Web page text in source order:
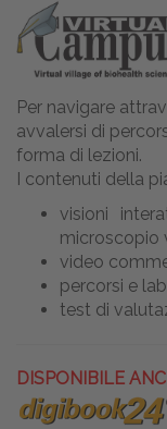
Per navigare
avvalersi di
forma di lezioni.
I contenuti della
visioni
microscopio
video
percorsi e
test di
DISPONIBILE